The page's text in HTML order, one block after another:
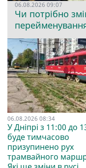
06.08.2026 09:07
Чи потрібно
06.08.2026 08:34
У Дніпрі з 11:00 до
буде тимчасово
призупинено рух
трамвайного